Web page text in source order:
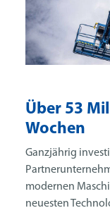
Über 53
Wochen
Ganzjährig
modernen
neuesten